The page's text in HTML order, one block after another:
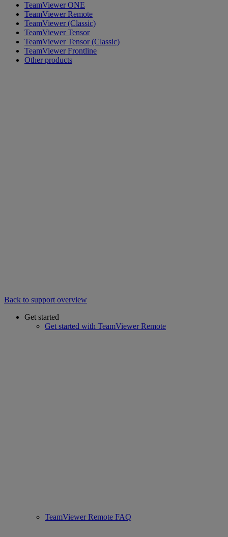
TeamViewer ONE
TeamViewer Remote
TeamViewer (Classic)
TeamViewer Tensor
TeamViewer Tensor (Classic)
TeamViewer Frontline
Other products
Back to support overview
Get started
Get started with TeamViewer Remote
TeamViewer Remote FAQ